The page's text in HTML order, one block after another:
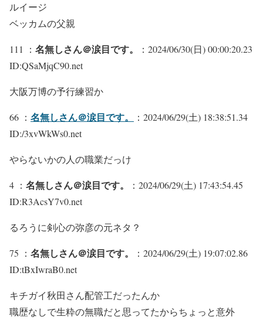
ルイージ
ベッカムの父親
111 ： 名無しさん＠涙目です。
：2024/06/30(日) 00:00:20.23
ID:QSaMjqC90.net
大阪万博の予行練習か
66 ： 名無しさん＠涙目です。
：2024/06/29(土) 18:38:51.34
ID:/3xvWkWs0.net
やらないかの人の職業だっけ
4 ： 名無しさん＠涙目です。
：2024/06/29(土) 17:43:54.45
ID:R3AcsY7v0.net
るろうに剣心の弥彦の元ネタ？
75 ： 名無しさん＠涙目です。
：2024/06/29(土) 19:07:02.86
ID:tBxIwraB0.net
キチガイ秋田さん配管工だったんか
職歴なしで生粋の無職だと思ってたからちょっと意外